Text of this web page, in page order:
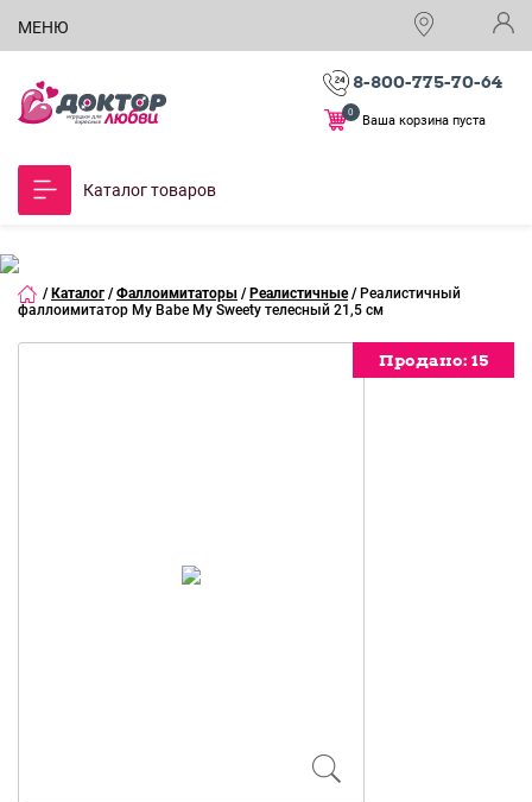
МЕНЮ
8-800-775-70-64
Ваша корзина пуста
0
Каталог товаров
/ Каталог / Фаллоимитаторы / Реалистичные / Реалистичный
фаллоимитатор My Babe My Sweety телесный 21,5 см
Продано: 15
Продано: 15
Продано: 15
Продано: 15
Продано: 15
Продано: 15
Продано: 15